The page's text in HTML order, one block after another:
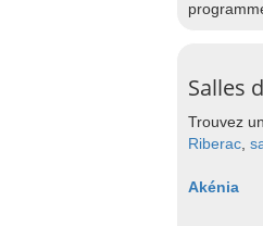
Salles
Trouvez
Riberac
Akénia